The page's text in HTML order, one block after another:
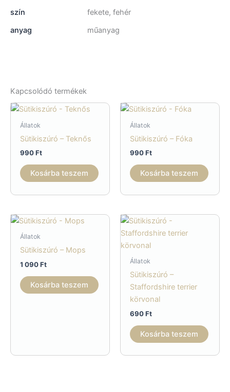
szín
fekete, fehér
anyag
műanyag
Kapcsolódó termékek
Állatok
Sütikiszúró – Teknős
990Ft
Kosárba teszem
Állatok
Sütikiszúró – Fóka
990Ft
Kosárba teszem
Állatok
Sütikiszúró – Mops
1 090Ft
Kosárba teszem
Állatok
Sütikiszúró –
Staffordshire terrier
körvonal
690Ft
Kosárba teszem